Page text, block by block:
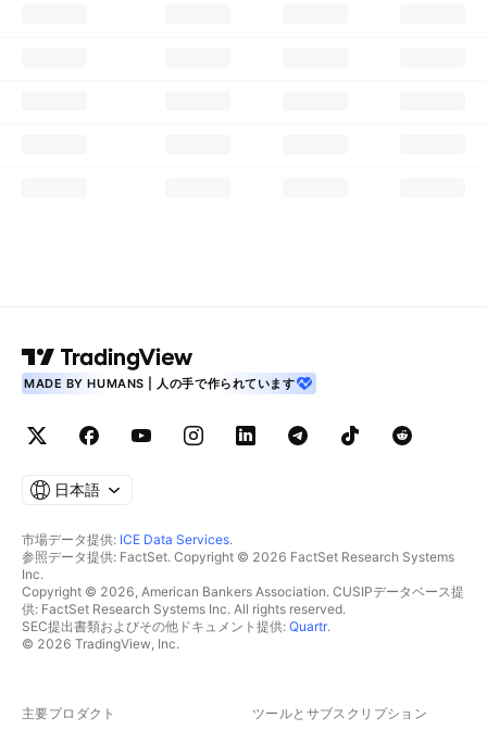
MADE BY HUMANS | 人の手で作られています
日本語
市場データ提供: ICE Data Services.
参照データ提供: FactSet. Copyright © 2026 FactSet Research Systems
Inc.
Copyright © 2026, American Bankers Association. CUSIPデータベース提
供: FactSet Research Systems Inc. All rights reserved.
SEC提出書類およびその他ドキュメント提供: Quartr.
© 2026 TradingView, Inc.
主要プロダクト ツールとサブスクリプション